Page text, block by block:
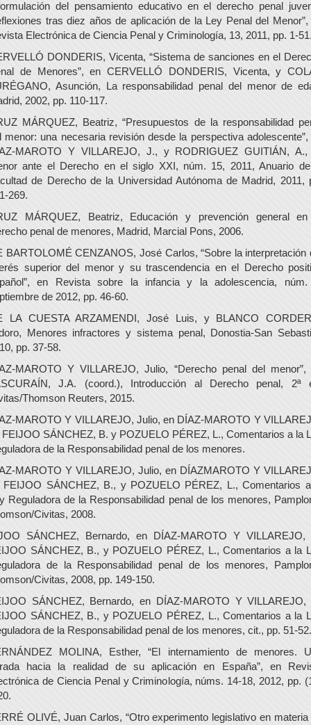
del pensamiento educativo en el derecho penal
tras diez años de aplicación de la Ley Penal del Menor”,
Electrónica de Ciencia Penal y Criminología, 13, 2011, pp. 1-
DONDERIS, Vicenta, “Sistema de sanciones en el
de Menores”, en CERVELLÓ DONDERIS, Vicenta, y
Asunción, La responsabilidad penal del menor de
2002, pp. 110-117.
MÁRQUEZ, Beatriz, “Presupuestos de la responsabilidad
menor: una necesaria revisión desde la perspectiva adolescente”,
MAROTO Y VILLAREJO, J., y RODRIGUEZ GUITIÁN,
ante el Derecho en el siglo XXI, núm. 15, 2011, Anuario
de Derecho de la Universidad Autónoma de Madrid, 2011,
269.
MÁRQUEZ, Beatriz, Educación y prevención general
penal de menores, Madrid, Marcial Pons, 2006.
BARTOLOMÉ CENZANOS, José Carlos, “Sobre la interpretación
superior del menor y su trascendencia en el Derecho
en Revista sobre la infancia y la adolescencia,
de 2012, pp. 46-60.
LA CUESTA ARZAMENDI, José Luis, y BLANCO
Menores infractores y sistema penal, Donostia-San
pp. 37-58.
MAROTO Y VILLAREJO, Julio, “Derecho penal del menor”,
J.A. (coord.), Introducción al Derecho penal, 2ª
Thomson Reuters, 2015.
MAROTO Y VILLAREJO, Julio, en DÍAZ-MAROTO Y
SÁNCHEZ, B. y POZUELO PÉREZ, L., Comentarios a la
de la Responsabilidad penal de los menores.
MAROTO Y VILLAREJO, Julio, en DÍAZMAROTO Y
FEIJOO SÁNCHEZ, B., y POZUELO PÉREZ, L., Comentarios
Reguladora de la Responsabilidad penal de los menores,
Civitas, 2008.
SÁNCHEZ, Bernardo, en DÍAZ-MAROTO Y VILLAREJO,
SÁNCHEZ, B., y POZUELO PÉREZ, L., Comentarios a la
de la Responsabilidad penal de los menores,
Civitas, 2008, pp. 149-150.
SÁNCHEZ, Bernardo, en DÍAZ-MAROTO Y VILLAREJO,
SÁNCHEZ, B., y POZUELO PÉREZ, L., Comentarios a la
de la Responsabilidad penal de los menores, cit., pp. 51-52.
MOLINA, Esther, “El internamiento de menores.
hacia la realidad de su aplicación en España”, en
de Ciencia Penal y Criminología, núms. 14-18, 2012, pp.
OLIVÉ, Juan Carlos, “Otro experimento legislativo en materia